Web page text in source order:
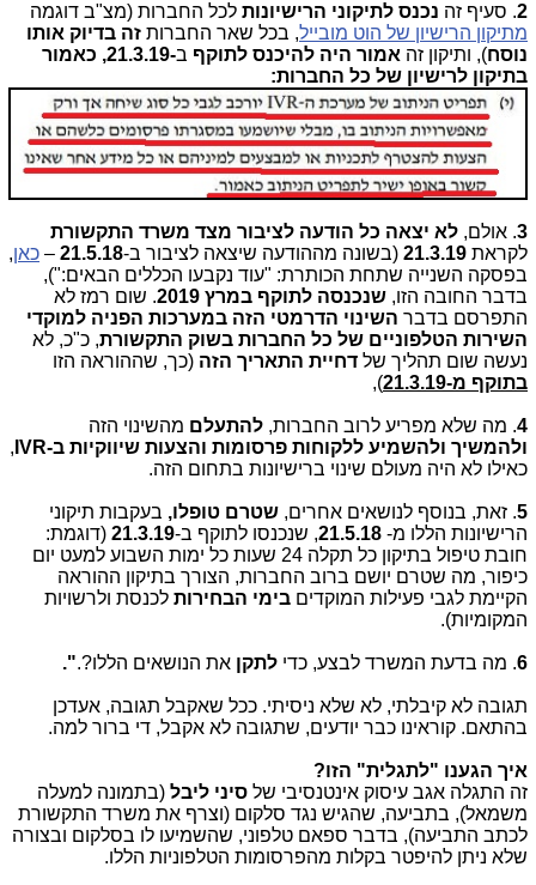
2. סעיף זה נכנס לתיקוני הרישיונות לכל החברות (מצ"ב דוגמה
מתיקון הרישיון של הוט מובייל, בכל שאר החברות זה בדיוק אותו
נוסח), ותיקון זה אמור היה להיכנס לתוקף ב
-21.3.19, כאמור
בתיקון לרישיון של כל החברות:
3. אולם, לא יצאה כל הודעה לציבור מצד משרד התקשורת
לקראת 21.3.19 (בשונה מההודעה שיצאה לציבור ב-21.5.18
– כאן,
בפסקה השנייה שתחת הכותרת: "עוד נקבעו הכללים הבאים:"),
בדבר החובה הזו, שנכנסה לתוקף במרץ 2019
. שום רמז לא
התפרסם בדבר השינוי הדרמטי הזה במערכות הפניה למוקדי
השירות הטלפוניים של כל החברות בשוק התקשורת, כ"כ, לא
נעשה שום תהליך של דחיית התאריך הזה (כך, שההוראה הזו
בתוקף מ-21.3.19 ),
4. מה שלא מפריע לרוב החברות, להתעלם מהשינוי הזה
ולהמשיך ולהשמיע ללקוחות פרסומות והצעות שיווקיות ב-IVR
,
כאילו לא היה מעולם שינוי ברישיונות בתחום הזה.
5. זאת, בנוסף לנושאים אחרים, שטרם טופלו, בעקבות תיקוני
הרישיונות הללו מ- 21.5.18, שנכנסו לתוקף ב-21.3.19 (דוגמת:
חובת טיפול בתיקון כל תקלה 24 שעות כל ימות השבוע למעט יום
כיפור, מה שטרם יושם ברוב החברות, הצורך בתיקון ההוראה
הקיימת לגבי פעילות המוקדים בימי הבחירות לכנסת ולרשויות
המקומיות).
6. מה בדעת המשרד לבצע, כדי לתקן את הנושאים הללו?.".
תגובה לא קיבלתי, לא שלא ניסיתי. ככל שאקבל תגובה, אעדכן
בהתאם. קוראינו כבר יודעים, שתגובה לא אקבל, די ברור למה.
איך הגענו "לתגלית" הזו?
זה התגלה אגב עיסוק אינטנסיבי של סיני ליבל (בתמונה למעלה
משמאל), בתביעה, שהגיש נגד סלקום (וצרף את משרד התקשורת
לכתב התביעה), בדבר ספאם טלפוני, שהשמיעו לו בסלקום ובצורה
שלא ניתן להיפטר בקלות מהפרסומות הטלפוניות הללו.